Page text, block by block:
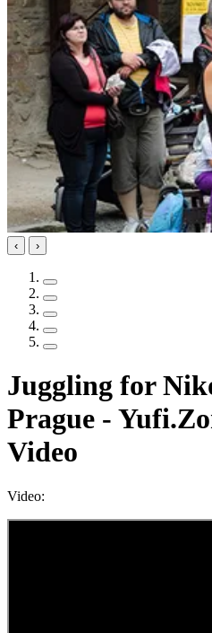
‹ ›
Juggling for
Prague -
Video
Video: